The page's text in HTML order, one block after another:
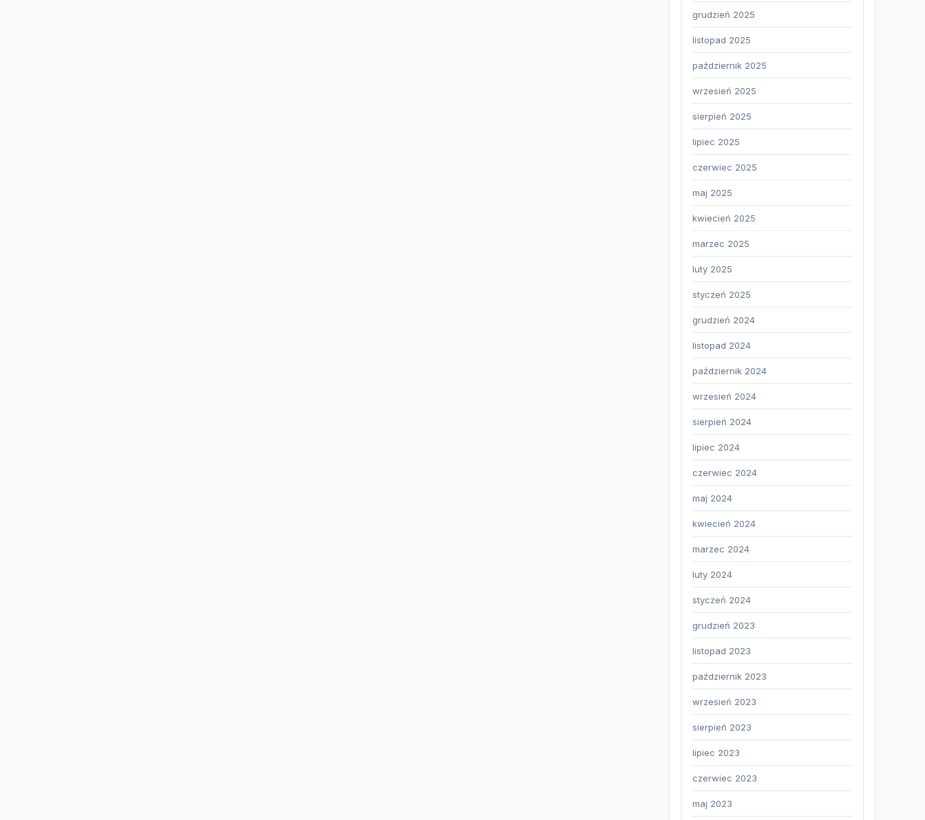
grudzień 2025
listopad 2025
październik 2025
wrzesień 2025
sierpień 2025
lipiec 2025
czerwiec 2025
maj 2025
kwiecień 2025
marzec 2025
luty 2025
styczeń 2025
grudzień 2024
listopad 2024
październik 2024
wrzesień 2024
sierpień 2024
lipiec 2024
czerwiec 2024
maj 2024
kwiecień 2024
marzec 2024
luty 2024
styczeń 2024
grudzień 2023
listopad 2023
październik 2023
wrzesień 2023
sierpień 2023
lipiec 2023
czerwiec 2023
maj 2023